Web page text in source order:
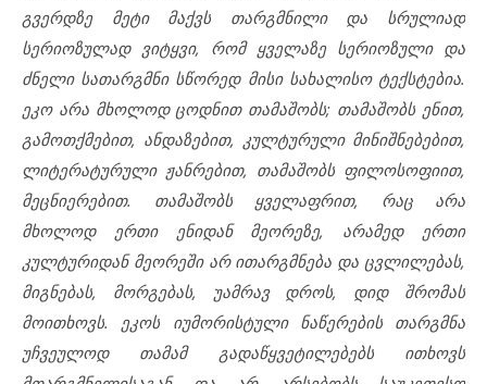
გვერდზე
მეტი მაქვს თარგმნილი და
სრულიად
სერიოზულად ვიტყვი, რომ ყველაზე სერიოზული და
ძნელი სათარგმნი სწორედ მისი სახალისო ტექსტებია.
ეკო არა მხოლოდ ცოდნით თამაშობს; თამაშობს ენით,
გამოთქმებით, ანდაზებით, კულტურული მინიშნებებით,
ლიტერატურული ჟანრებით, თამაშობს ფილოსოფიით,
მეცნიერებით. თამაშობს ყველაფრით, რაც არა
მხოლოდ ერთი ენიდან მეორეზე, არამედ ერთი
კულტურიდან მეორეში არ ითარგმნება და ცვლილებას,
მიგნებას, მორგებას, უამრავ დროს, დიდ შრომას
მოითხოვს. ეკოს იუმორისტული ნაწერების თარგმნა
უჩვეულოდ
თამამ გადაწყვეტილებებს
ითხოვს